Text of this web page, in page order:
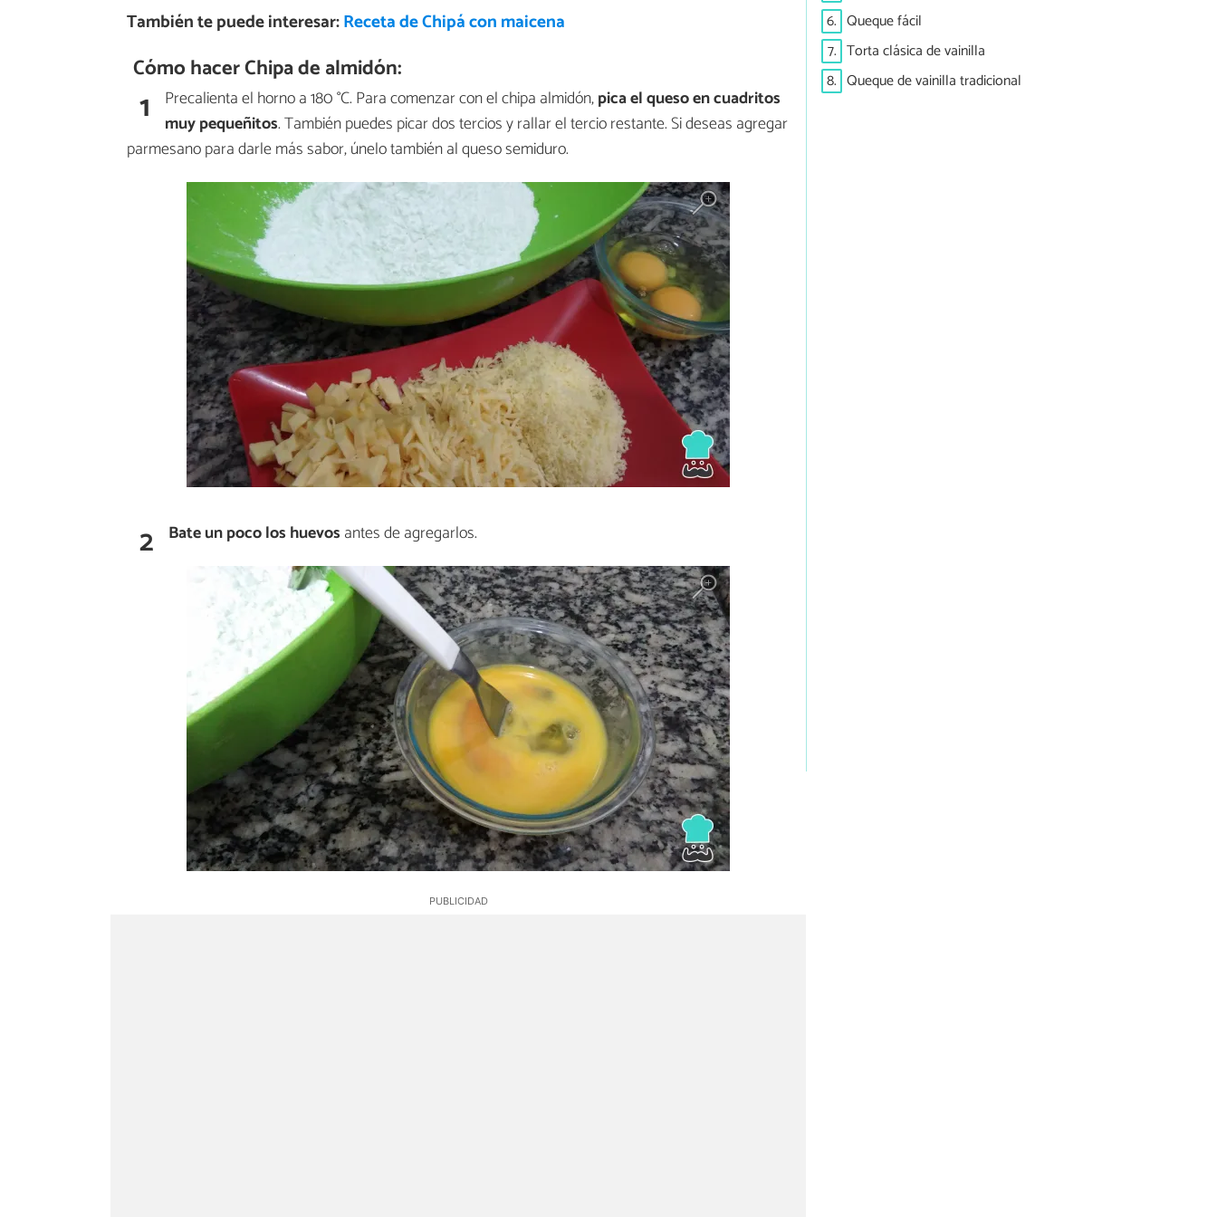
También te puede interesar:Receta de Chipá con maicena
Cómo hacer Chipa de almidón:
1 Precalienta el horno a 180 °C. Para comenzar con el chipa almidón,pica el queso en cuadritos
muy pequeñitos. También puedes picar dos tercios y rallar el tercio restante. Si deseas agregar
parmesano para darle más sabor, únelo también al queso semiduro.
2 Bate un poco los huevos antes de agregarlos.
6. Queque fácil
7. Torta clásica de vainilla
8. Queque de vainilla tradicional